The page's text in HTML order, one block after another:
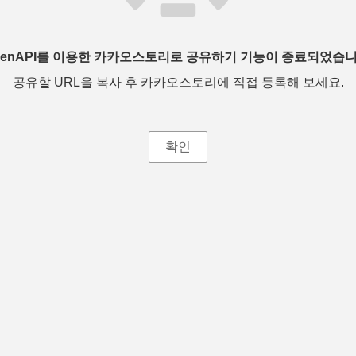
를 이용한 카카오스토리로 공유하기 기능이 종료되었습
공유할 URL을 복사 후 카카오스토리에 직접 등록해 보세요.
확인